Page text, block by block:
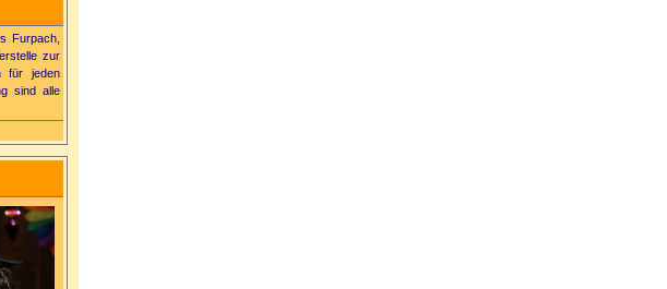
Furpach,
zur
für jeden
sind alle